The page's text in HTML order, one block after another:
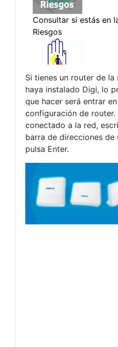
Si tienes un router de
haya instalado Digi, lo
que hacer será entrar
configuración de
conectado a la red,
barra de direcciones
pulsa Enter.